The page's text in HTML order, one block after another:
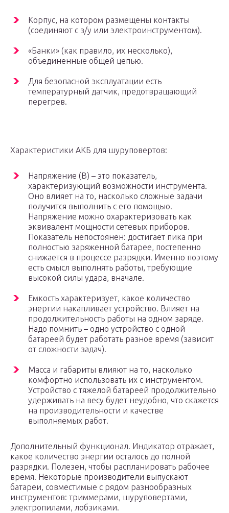
Корпус, на котором размещены контакты
(соединяют с з/у или электроинструментом).
«Банки» (как правило, их несколько),
объединенные общей цепью.
Для безопасной эксплуатации есть
температурный датчик, предотвращающий
перегрев.
Характеристики АКБ для шуруповертов:
Напряжение (В) – это показатель,
характеризующий возможности инструмента.
Оно влияет на то, насколько сложные задачи
получится выполнить с его помощью.
Напряжение можно охарактеризовать как
эквивалент мощности сетевых приборов.
Показатель непостоянен: достигает пика при
полностью заряженной батарее, постепенно
снижается в процессе разрядки. Именно поэтому
есть смысл выполнять работы, требующие
высокой силы удара, вначале.
Емкость характеризует, какое количество
энергии накапливает устройство. Влияет на
продолжительность работы на одном заряде.
Надо помнить – одно устройство с одной
батареей будет работать разное время (зависит
от сложности задач).
Масса и габариты влияют на то, насколько
комфортно использовать их с инструментом.
Устройство с тяжелой батареей продолжительно
удерживать на весу будет неудобно, что скажется
на производительности и качестве
выполняемых работ.
Дополнительный функционал. Индикатор отражает,
какое количество энергии осталось до полной
разрядки. Полезен, чтобы распланировать рабочее
время. Некоторые производители выпускают
батареи, совместимые с рядом разнообразных
инструментов: триммерами, шуруповертами,
электропилами, лобзиками.